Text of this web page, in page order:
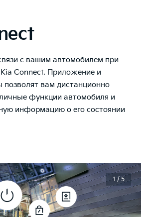
с вашим автомобилем при
Connect. Приложение и
позволят вам дистанционно
функции автомобиля и
информацию о его состоянии
1 / 5